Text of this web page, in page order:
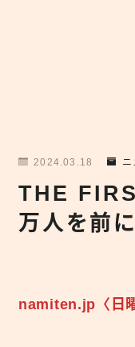
2024.03.18 ニ
THE
万人を前
namiten.jp〈日